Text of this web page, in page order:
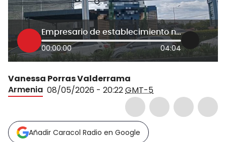
Empresario de establecimiento nocturno
00:00:00 04:04
Vanessa Porras Valderrama
Armenia 08/05/2026 - 20:22GMT-5
Añadir Caracol Radio en Google